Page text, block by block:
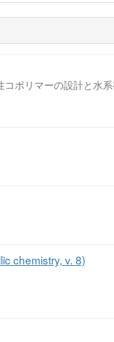
ポリマーの設計と水
chemistry, v. 8)